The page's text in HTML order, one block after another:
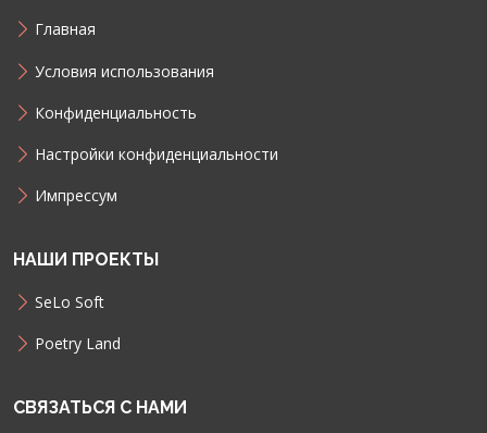
Главная
Условия использования
Конфиденциальность
Настройки конфиденциальности
Импрессум
НАШИ ПРОЕКТЫ
SeLo Soft
Poetry Land
СВЯЗАТЬСЯ С НАМИ